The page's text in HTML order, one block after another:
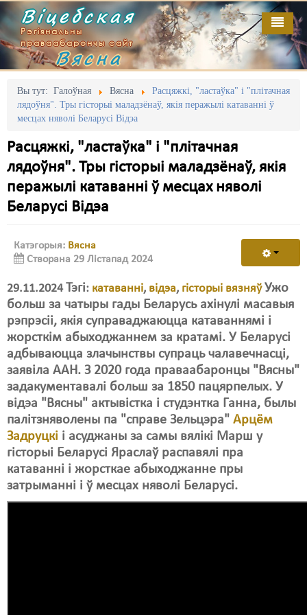
Віцебская
Рэгіянальны
праваабарончы сайт
Вясна
Вы тут: Галоўная Вясна
Расцяжкі, "ластаўка" і "плітачная
лядоўня". Тры гісторыі маладзёнаў, якія перажылі катаванні ў
месцах няволі Беларусі Відэа
Расцяжкі, "ластаўка" і "плітачная
лядоўня". Тры гісторыі маладзёнаў, якія
перажылі катаванні ў месцах няволі
Беларусі Відэа
Катэгорыя: Вясна
Створана 29 Лістапад 2024
29.11.2024 Тэгі: катаванні, відэа, гісторыі вязняў Ужо
больш за чатыры гады Беларусь ахінулі масавыя
рэпрэсіі, якія суправаджаюцца катаваннямі і
жорсткім абыходжаннем за кратамі. У Беларусі
адбываюцца злачынствы супраць чалавечнасці,
заявіла ААН. З 2020 года праваабаронцы "Вясны"
задакументавалі больш за 1850 пацярпелых. У
відэа "Вясны" актывістка і студэнтка Ганна, былы
палітзняволены па "справе Зельцэра" Арцём
Задруцкі і асуджаны за самы вялікі Марш у
гісторыі Беларусі Яраслаў распавялі пра
катаванні і жорсткае абыходжанне пры
затрыманні і ў месцах няволі Беларусі.
Галоўная
Адміністрацыйны перасьлед
Акцыі
Безбар'ернае асяродзьдзе
Выбары
Грамадзянскія ініцыятывы
Дыскрымінацыя
Затрыманьні
Карная псыхіятрыя
КПЧ ААН
Культурныя правы
ЛПП
Мігранты
Мірныя сходы
Палітвязьні
Праваабаронцы
Выданьні
Відэа
Кантакт
Пра нас
RSS